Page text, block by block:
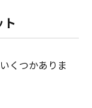
くつかありま